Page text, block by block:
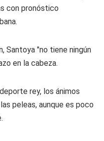
con pronóstico
Santoya "no tiene ningún
en la cabeza.
rey, los ánimos
peleas, aunque es poco